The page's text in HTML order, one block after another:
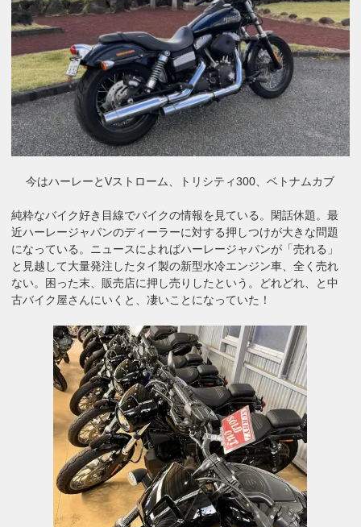
今はハーレーとVストローム、トリシティ300、ベトナムカブ
純粋なバイク好き目線でバイクの情報を見ている。閑話休題。最
近ハーレージャパンのディーラーに対する押しつけが大きな問題
になっている。ニュースによればハーレージャパンが「売れる」
と見越して大量発注したタイ製の新型水冷エンジン車、全く売れ
ない。困った末、販売店に押し売りしたという。どれどれ、と中
古バイク屋さんにいくと、凄いことになっていた！